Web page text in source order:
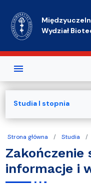
Wydział
Strona główna Studia
Zakończenie
informacje i
Studia I stopnia